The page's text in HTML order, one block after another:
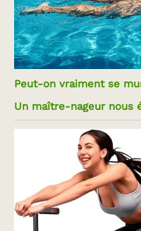
Peut-on vraiment se
Un maître-nageur nous